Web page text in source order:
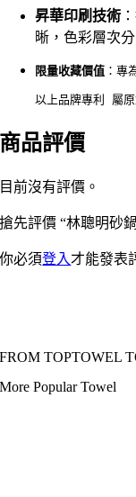
昇華印刷技術
晰，色彩層次
限量收藏價值 ：專
以上品牌專利 屬原
商品評價
目前沒有評價。
搶先評價 “林聰明砂
你必須登入才能發表
FROM TOPTOWEL
More Popular Towel